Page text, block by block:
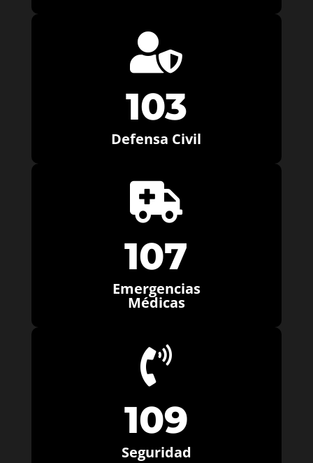

103
Defensa Civil

107
Emergencias
Médicas

109
Seguridad